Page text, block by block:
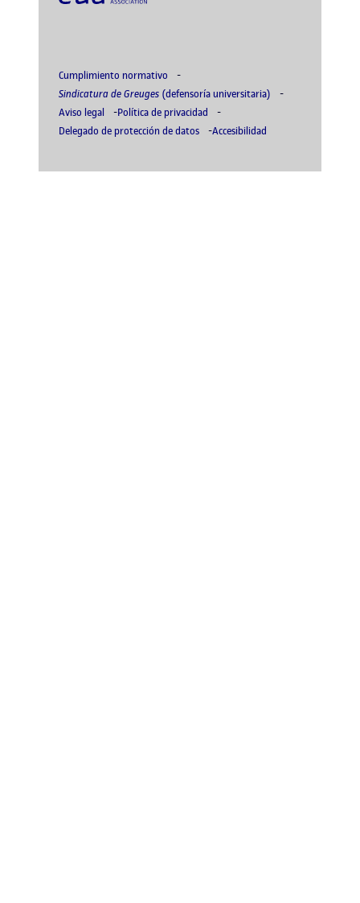
Cumplimiento normativo
Sindicatura de Greuges (defensoría universitaria)
Aviso legal
Política de privacidad
Delegado de protección de datos
Accesibilidad